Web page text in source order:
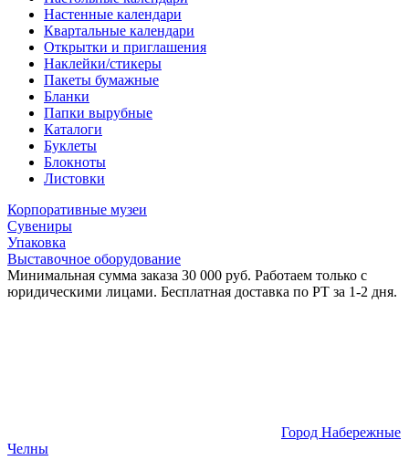
Настенные календари
Квартальные календари
Открытки и приглашения
Наклейки/стикеры
Пакеты бумажные
Бланки
Папки вырубные
Каталоги
Буклеты
Блокноты
Листовки
Корпоративные музеи
Сувениры
Упаковка
Выставочное оборудование
Минимальная сумма заказа 30 000 руб. Работаем только с
юридическими лицами. Бесплатная доставка по РТ за 1-2 дня.
Город Набережные
Челны